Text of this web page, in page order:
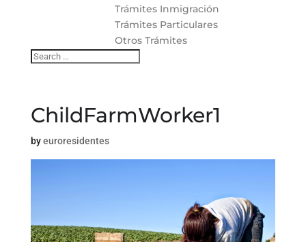
Trámites Inmigración
Trámites Particulares
Otros Trámites
ChildFarmWorker1
byeuroresidentes